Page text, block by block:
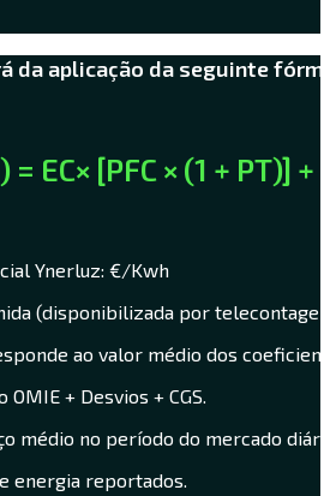
da aplicação da seguinte
EC× [PFC × (1 + PT)] +
Ynerluz: €/Kwh
(disponibilizada por
ao valor médio dos
OMIE + Desvios + CGS.
médio no período do mercado
energia reportados.